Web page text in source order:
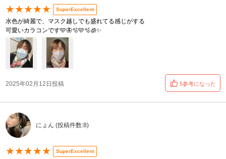
★★★★★ SuperExcellent
水色が綺麗で、マスク越しでも盛れてる感じがする
可愛いカラコンです️️️🩵🦋🫧🩵🫧‪🧊✨️
2025年02月12日投稿 5参考になった
にょん (投稿件数:8)
★★★★★ SuperExcellent